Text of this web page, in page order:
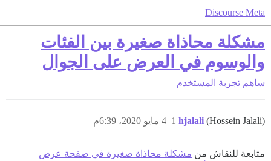
Discourse Meta
مشكلة محاذاة صغيرة بين الفئات
والوسوم في العرض على الجوال
ساهم تجربة المستخدم
hjalali (Hossein Jalali) 4 مايو 2020، 6:39م 1
متابعة للنقاش من مشكلة محاذاة صغيرة في صفحة عرض